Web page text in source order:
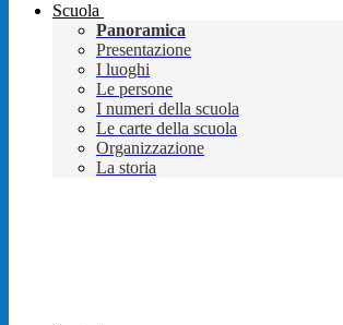
Scuola
Panoramica
Presentazione
I luoghi
Le persone
I numeri della scuola
Le carte della scuola
Organizzazione
La storia